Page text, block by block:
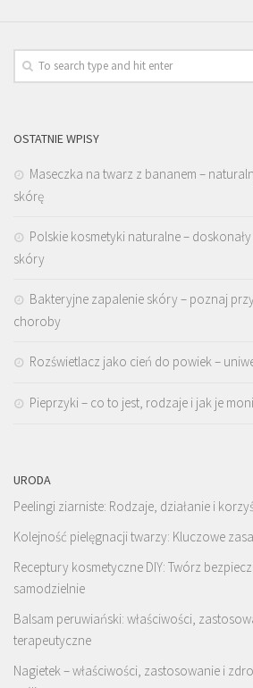
OSTATNIE WPISY
Maseczka na twarz z bananem –
skórę
Polskie kosmetyki naturalne –
skóry
Bakteryjne zapalenie skóry – poznaj
choroby
Rozświetlacz jako cień do powiek –
Pieprzyki – co to jest, rodzaje i jak je
URODA
Peelingi ziarniste: Rodzaje, działanie i
Kolejność pielęgnacji twarzy: Kluczowe
Receptury kosmetyczne DIY: Twórz
samodzielnie
Balsam peruwiański: właściwości,
terapeutyczne
Nagietek – właściwości, zastosowanie i